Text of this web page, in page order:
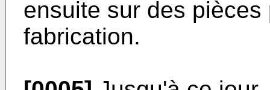
ensuite sur des
fabrication.